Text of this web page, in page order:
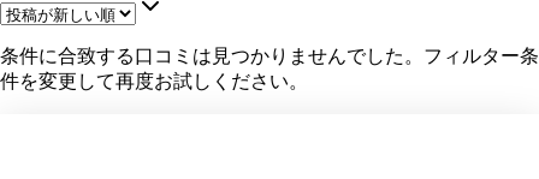
条件に合致する口コミは見つかりませんでした。フィルター条
件を変更して再度お試しください。